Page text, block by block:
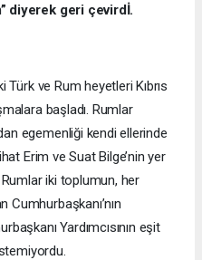
diyerek geri çevirdİ.
Türk ve Rum heyetleri Kıbrıs
başladı. Rumlar
egemenliği kendi ellerinde
Erim ve Suat Bilge’nin yer
Rumlar iki toplumun, her
Yardımcısının eşit